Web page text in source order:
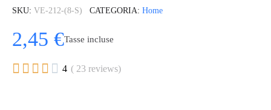
SKU VE-212-(8-S) CATEGORIA Home
2,45 €Tasse incluse
     4 ( 23 reviews)